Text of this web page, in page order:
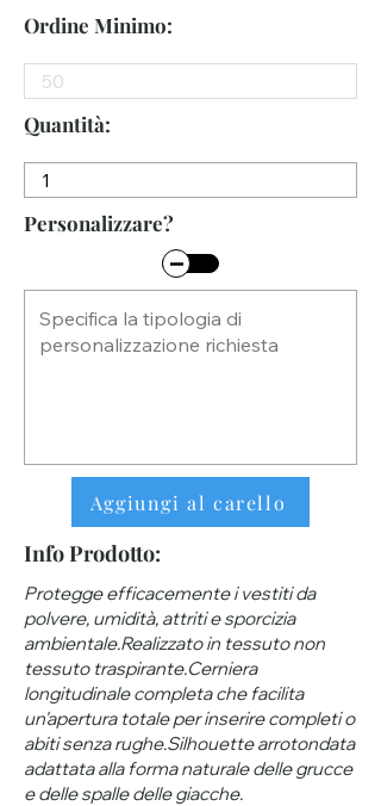
Ordine Minimo:
Quantità:
Personalizzare?
Aggiungi al carello
Info Prodotto:
Protegge efficacemente i vestiti da
polvere, umidità, attriti e sporcizia
ambientale.Realizzato in tessuto non
tessuto traspirante.Cerniera
longitudinale completa che facilita
un'apertura totale per inserire completi o
abiti senza rughe.Silhouette arrotondata
adattata alla forma naturale delle grucce
e delle spalle delle giacche.